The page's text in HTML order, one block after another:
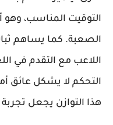
التوقيت المناسب، وهو
الصعبة. كما يساهم
اللاعب مع التقدم في
التحكم لا يشكل عائق
هذا التوازن يجعل